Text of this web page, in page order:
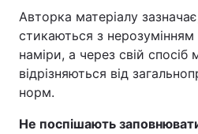
Техно і зв'язок
Зброя
Здоров'я
Цікавинки
Авторка матеріалу
стикаються з нерозумінням
наміри, а через свій спосіб
відрізняються від
норм.
Не поспішають